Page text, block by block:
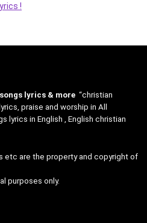
!
lyrics & more “christian
praise and worship in All
lyrics in English , English christian
etc are the property and copyright of
purposes only.